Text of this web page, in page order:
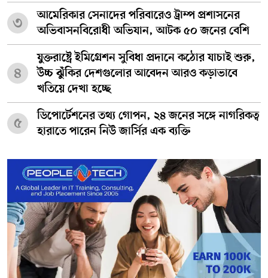
৩
আমেরিকার সেনাদের পরিবারেও ট্রাম্প প্রশাসনের
অভিবাসনবিরোধী অভিযান, আটক ৫০ জনের বেশি
৪
যুক্তরাষ্ট্রে ইমিগ্রেশন সুবিধা প্রদানে কঠোর যাচাই শুরু,
উচ্চ ঝুঁকির দেশগুলোর আবেদন আরও কড়াভাবে
খতিয়ে দেখা হচ্ছে
৫
ডিপোর্টেশনের তথ্য গোপন, ২৪ জনের সঙ্গে নাগরিকত্ব
হারাতে পারেন নিউ জার্সির এক ব্যক্তি